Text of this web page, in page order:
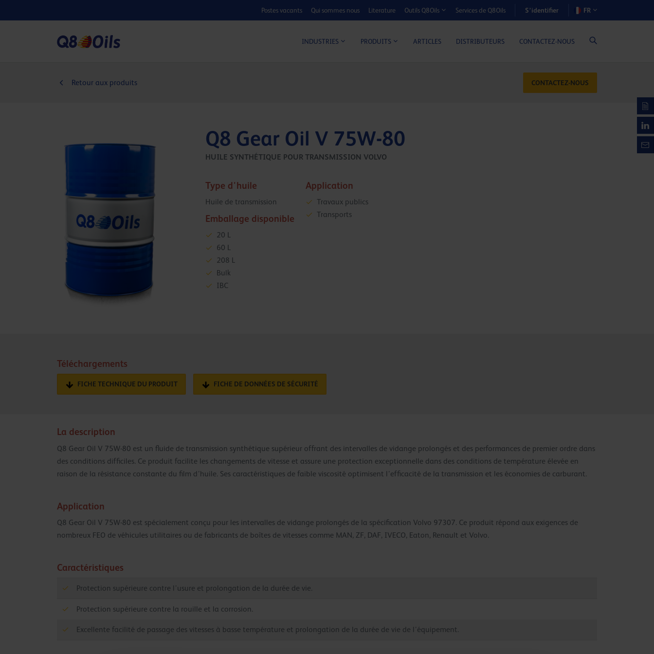
Postes vacants Qui sommes nous Literature Outils Q8Oils Services de Q8Oils S’identifier FR
INDUSTRIES PRODUITS ARTICLES DISTRIBUTEURS CONTACTEZ-NOUS
Retour aux produits CONTACTEZ-NOUS
Q8 Gear Oil V 75W-80
HUILE SYNTHÉTIQUE POUR TRANSMISSION VOLVO
Type d'huile
Huile de transmission
Emballage disponible
20 L
60 L
208 L
Bulk
IBC
Application
Travaux publics
Transports
Téléchargements
FICHE TECHNIQUE DU PRODUIT FICHE DE DONNÉES DE SÉCURITÉ
La description
Q8 Gear Oil V 75W-80 est un fluide de transmission synthétique supérieur offrant des intervalles de vidange prolongés et des performances de premier ordre dans
des conditions difficiles. Ce produit facilite les changements de vitesse et assure une protection exceptionnelle dans des conditions de température élevée en
raison de la résistance constante du film d’huile. Ses caractéristiques de faible viscosité optimisent l’efficacité de la transmission et les économies de carburant.
Application
Q8 Gear Oil V 75W-80 est spécialement conçu pour les intervalles de vidange prolongés de la spécification Volvo 97307. Ce produit répond aux exigences de
nombreux FEO de véhicules utilitaires ou de fabricants de boîtes de vitesses comme MAN, ZF, DAF, IVECO, Eaton, Renault et Volvo.
Caractéristiques
Protection supérieure contre l’usure et prolongation de la durée de vie.
Protection supérieure contre la rouille et la corrosion.
Excellente facilité de passage des vitesses à basse température et prolongation de la durée de vie de l’équipement.